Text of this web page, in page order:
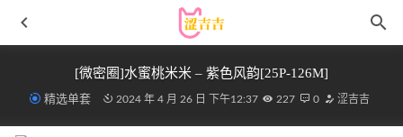
[微密圈]水蜜桃米米 – 紫色风韵[25P-126M]
精选单套 2024 年 4 月 26 日 下午12:37 227 0 涩吉吉